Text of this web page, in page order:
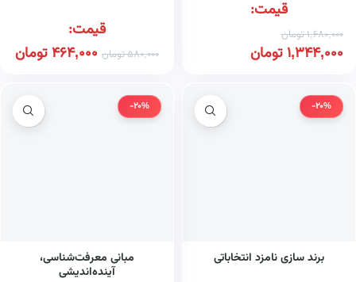
قیمت:
1,680,000تومان
1,344,000تومان
قیمت:
580,000تومان 464,000تومان
-20%
برند سازی نامزد انتخاباتی
-20%
مبانی معرفت‌شناسی،
آینده‌اندیشی